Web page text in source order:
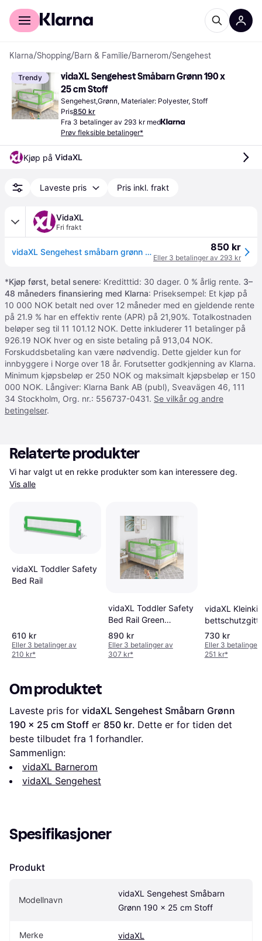
For kunder
Klarna/Shopping/Barn & Familie/Barnerom/Sengehest
Trendy
vidaXL Sengehest Småbarn Grønn 190 x
25 cm Stoff
Sengehest,Grønn, Materialer: Polyester, Stoff
Pris850 kr
Fra 3 betalinger av 293 kr med
Prøv fleksible betalinger*
Kjøp på VidaXL
Laveste pris Pris inkl. frakt
VidaXL
Fri frakt
vidaXL Sengehest småbarn grønn 190x25 cm stoff 850 kr
Eller 3 betalinger av 293 kr
*Kjøp først, betal senere: Kreditttid: 30 dager. 0 % årlig rente. 3–
48 måneders finansiering med Klarna: Priseksempel: Et kjøp på
10 000 NOK betalt ned over 12 måneder med en gjeldende rente
på 21.9 % har en effektiv rente (APR) på 21,90%. Totalkostnaden
beløper seg til 11 101.12 NOK. Dette inkluderer 11 betalinger på
926.19 NOK hver og en siste betaling på 913,04 NOK.
Forskuddsbetaling kan være nødvendig. Dette gjelder kun for
innbyggere i Norge over 18 år. Forutsetter godkjenning av Klarna.
Minimum kjøpsbeløp er 250 NOK og maksimalt kjøpsbeløp er 150
000 NOK. Långiver: Klarna Bank AB (publ), Sveavägen 46, 111
34 Stockholm, Org. nr.: 556737-0431. Se vilkår og andre
betingelser.
Relaterte produkter
Vis alle
vidaXL Toddler Safety
Bed Rail
610 kr
Eller 3 betalinger av
210 kr*
vidaXL Toddler Safety
Bed Rail Green
180x25 Fabric Baby
Cot Bed Protection
890 kr
Eller 3 betalinger av
307 kr*
vidaXL
160x25 Stoff
730 kr
Eller 3 betalinger
251 kr*
Om produktet
Laveste pris for vidaXL Sengehest Småbarn Grønn
190 x 25 cm Stoff er 850 kr. Dette er for tiden det
beste tilbudet fra 1 forhandler.
Sammenlign:
vidaXL Barnerom
vidaXL Sengehest
Spesifikasjoner
Produkt
Modellnavn
vidaXL Sengehest Småbarn
Grønn 190 x 25 cm Stoff
Merke vidaXL